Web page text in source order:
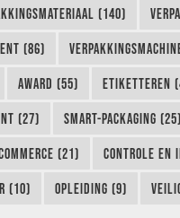
(140)
(86)
AWARD (55) ETIKETTEREN
(27) SMART-PACKAGING (25)
(21) CONTROLE EN
(10) OPLEIDING (9)